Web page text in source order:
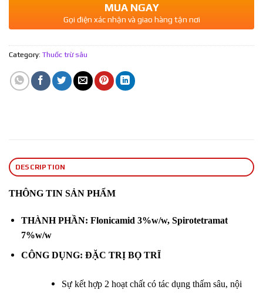
MUA NGAY
Gọi điện xác nhận và giao hàng tận nơi
Category: Thuốc trừ sâu
DESCRIPTION
THÔNG TIN SẢN PHẨM
THÀNH PHẦN: Flonicamid 3%w/w, Spirotetramat
7%w/w
CÔNG DỤNG: ĐẶC TRỊ BỌ TRĨ
Sự kết hợp 2 hoạt chất có tác dụng thấm sâu, nội